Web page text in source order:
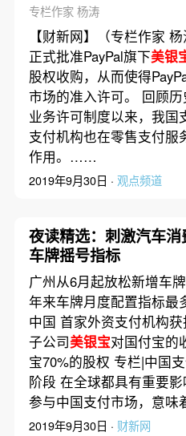
专栏作家 杨涛
【财新网】（专栏作家
正式批准PayPal旗下美银
股权收购，从而使得
市场的准入许可。 回顾
业务许可制度以来，我国
支付机构也在零售支付服
作用。……
2019年9月30日 · 观点频道
夜读精选：刺激汽车
车牌摇号指标
广州从6月起放松新增车
年来车牌月度配置指标最
中国 首家外资支付机构
子公司美银宝对国付宝的
宝70%的股权 专栏|中国
阶段 在全球都具有重要
参与中国支付市场，意
2019年9月30日 · 财新网